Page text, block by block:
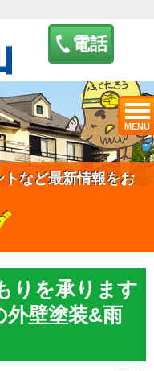
電話
MENU
など最新情報をお
りを承ります
壁塗装&雨